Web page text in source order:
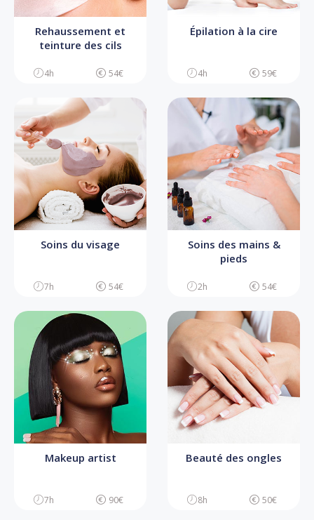
Rehaussement et
teinture des cils
4h 54€
Épilation à la cire
4h 59€
Soins du visage
7h 54€
Soins des mains &
pieds
2h 54€
Makeup artist
7h 90€
Beauté des ongles
8h 50€